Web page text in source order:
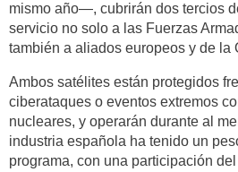
mismo año—, cubrirán dos tercios
servicio no solo a las Fuerzas
también a aliados europeos y de la
Ambos satélites están protegidos
ciberataques o eventos extremos
nucleares, y operarán durante al
industria española ha tenido un
programa, con una participación